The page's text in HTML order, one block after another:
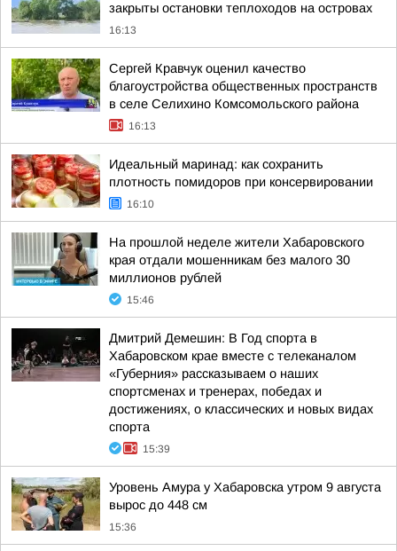
закрыты остановки теплоходов на островах
16:13
Сергей Кравчук оценил качество
благоустройства общественных пространств
в селе Селихино Комсомольского района
16:13
Идеальный маринад: как сохранить
плотность помидоров при консервировании
16:10
На прошлой неделе жители Хабаровского
края отдали мошенникам без малого 30
миллионов рублей
15:46
Дмитрий Демешин: В Год спорта в
Хабаровском крае вместе с телеканалом
«Губерния» рассказываем о наших
спортсменах и тренерах, победах и
достижениях, о классических и новых видах
спорта
15:39
Уровень Амура у Хабаровска утром 9 августа
вырос до 448 см
15:36